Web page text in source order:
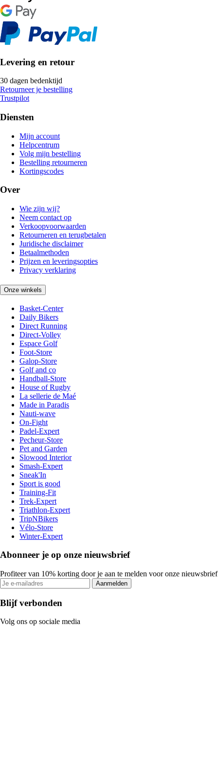
Levering en retour
30 dagen bedenktijd
Retourneer je bestelling
Trustpilot
Diensten
Mijn account
Helpcentrum
Volg mijn bestelling
Bestelling retourneren
Kortingscodes
Over
Wie zijn wij?
Neem contact op
Verkoopvoorwaarden
Retourneren en terugbetalen
Juridische disclaimer
Betaalmethoden
Prijzen en leveringsopties
Privacy verklaring
Onze winkels
Basket-Center
Daily Bikers
Direct Running
Direct-Volley
Espace Golf
Foot-Store
Galop-Store
Golf and co
Handball-Store
House of Rugby
La sellerie de Maé
Made in Paradis
Nauti-wave
On-Fight
Padel-Expert
Pecheur-Store
Pet and Garden
Slowood Interior
Smash-Expert
Sneak'In
Sport is good
Training-Fit
Trek-Expert
Triathlon-Expert
TripNBikers
Vélo-Store
Winter-Expert
Abonneer je op onze nieuwsbrief
Profiteer van 10% korting door je aan te melden voor onze nieuwsbrief
Aanmelden
Blijf verbonden
Volg ons op sociale media